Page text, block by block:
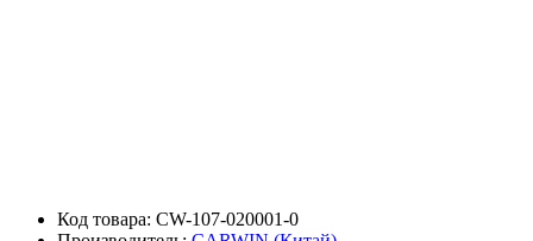
Код товара: CW-107-020001-0